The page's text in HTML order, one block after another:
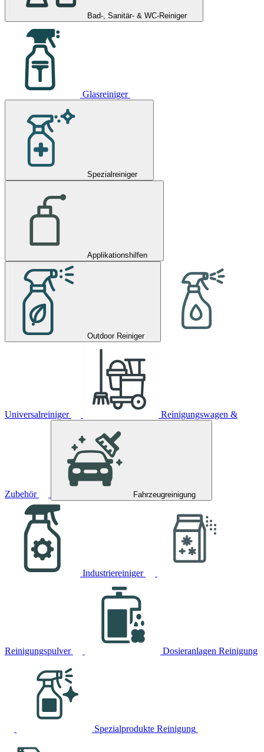
Bad-, Sanitär- & WC-Reiniger
Glasreiniger
Spezialreiniger
Applikationshilfen
Outdoor Reiniger
Universalreiniger Reinigungswagen &
Zubehör Fahrzeugreinigung
Industriereiniger
Reinigungspulver Dosieranlagen Reinigung
Spezialprodukte Reinigung